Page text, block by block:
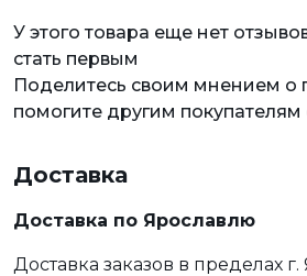
У этого товара еще нет
стать первым
Поделитесь своим мнением о
помогите другим
Доставка
Доставка по Ярославлю
Доставка заказов в пределах